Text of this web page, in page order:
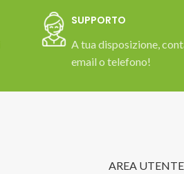
SUPPORTO
A tua disposizione,
email o telefono!
AREA UTENTE